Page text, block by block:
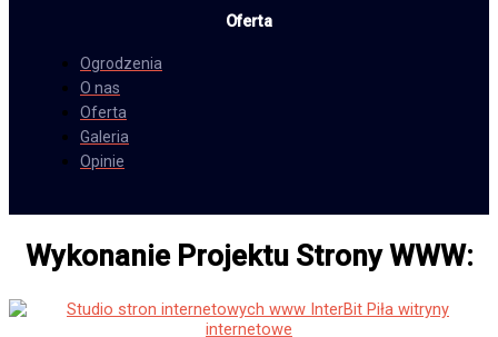
Oferta
Ogrodzenia
O nas
Oferta
Galeria
Opinie
Wykonanie Projektu Strony WWW: